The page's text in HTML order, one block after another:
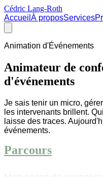
Cédric Lang-Roth
Accueil À proposServices
Animation d'Événements
Animateur de
d'événements
Je sais tenir un micro,
les intervenants brillent.
laisse des traces.
événements.
Parcours